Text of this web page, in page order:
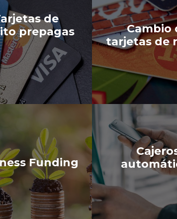
de
prepagas
Cambio
tarjetas de
Funding